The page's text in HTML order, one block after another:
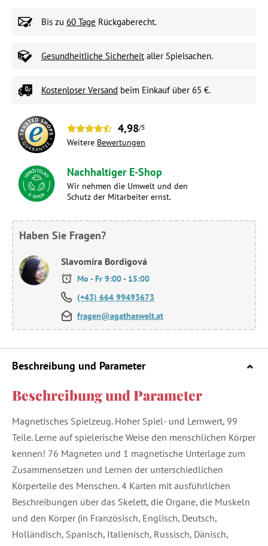
Bis zu 60 Tage Rückgaberecht.
Gesundheitliche Sicherheit aller Spielsachen.
Kostenloser Versand beim Einkauf über 65 €.
4,98/5
Weitere Bewertungen
Nachhaltiger E-Shop
Wir nehmen die Umwelt und den
Schutz der Mitarbeiter ernst.
Haben Sie Fragen?
Slavomíra Bordigová
Mo - Fr 9:00 - 15:00
(+43) 664 99493673
fragen@agathaswelt.at
Beschreibung und Parameter
Beschreibung und Parameter
Magnetisches Spielzeug. Hoher Spiel- und Lernwert, 99
Teile. Lerne auf spielerische Weise den menschlichen Körper
kennen! 76 Magneten und 1 magnetische Unterlage zum
Zusammensetzen und Lernen der unterschiedlichen
Körperteile des Menschen. 4 Karten mit ausführlichen
Beschreibungen über das Skelett, die Organe, die Muskeln
und den Körper (in Französisch, Englisch, Deutsch,
Holländisch, Spanisch, Italienisch, Russisch, Dänisch,